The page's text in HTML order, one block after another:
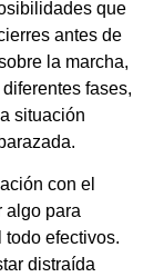
que
antes de
la marcha,
fases,
situación
con el
algo para
efectivos.
distraída